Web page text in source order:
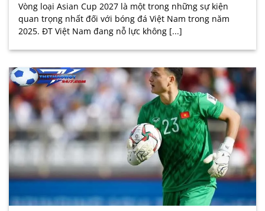
Vòng loại Asian Cup 2027 là một trong những sự kiện
quan trọng nhất đối với bóng đá Việt Nam trong năm
2025. ĐT Việt Nam đang nỗ lực không [...]